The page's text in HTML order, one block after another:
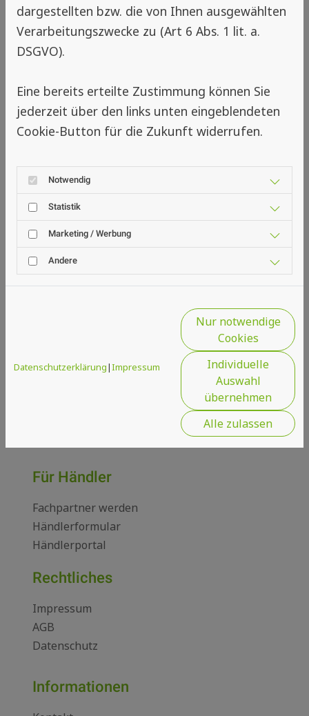
Tel.09 81 / 46 150-0
Fax 09 81 / 46 150-11
Mo. - Do. 08.00 - 16.00
Fr. 08.00 - 14.00
Baldham
Standort Baldham
Spengler & Meyer GmbH
Die Muggergittermacher
Vaterstettener Str. 19
Für Händler
Fachpartner werden
Händlerformular
Händlerportal
Rechtliches
Impressum
AGB
Datenschutz
Informationen
dargestellten bzw. die von Ihnen ausgewählten
Verarbeitungszwecke zu (Art 6 Abs. 1 lit. a.
DSGVO).
Eine bereits erteilte Zustimmung können Sie
jederzeit über den links unten eingeblendeten
Cookie-Button für die Zukunft widerrufen.
Notwendig
Statistik
Marketing / Werbung
Andere
Datenschutzerklärung|Impressum
Nur notwendige
Cookies
Individuelle
Auswahl
übernehmen
Alle zulassen